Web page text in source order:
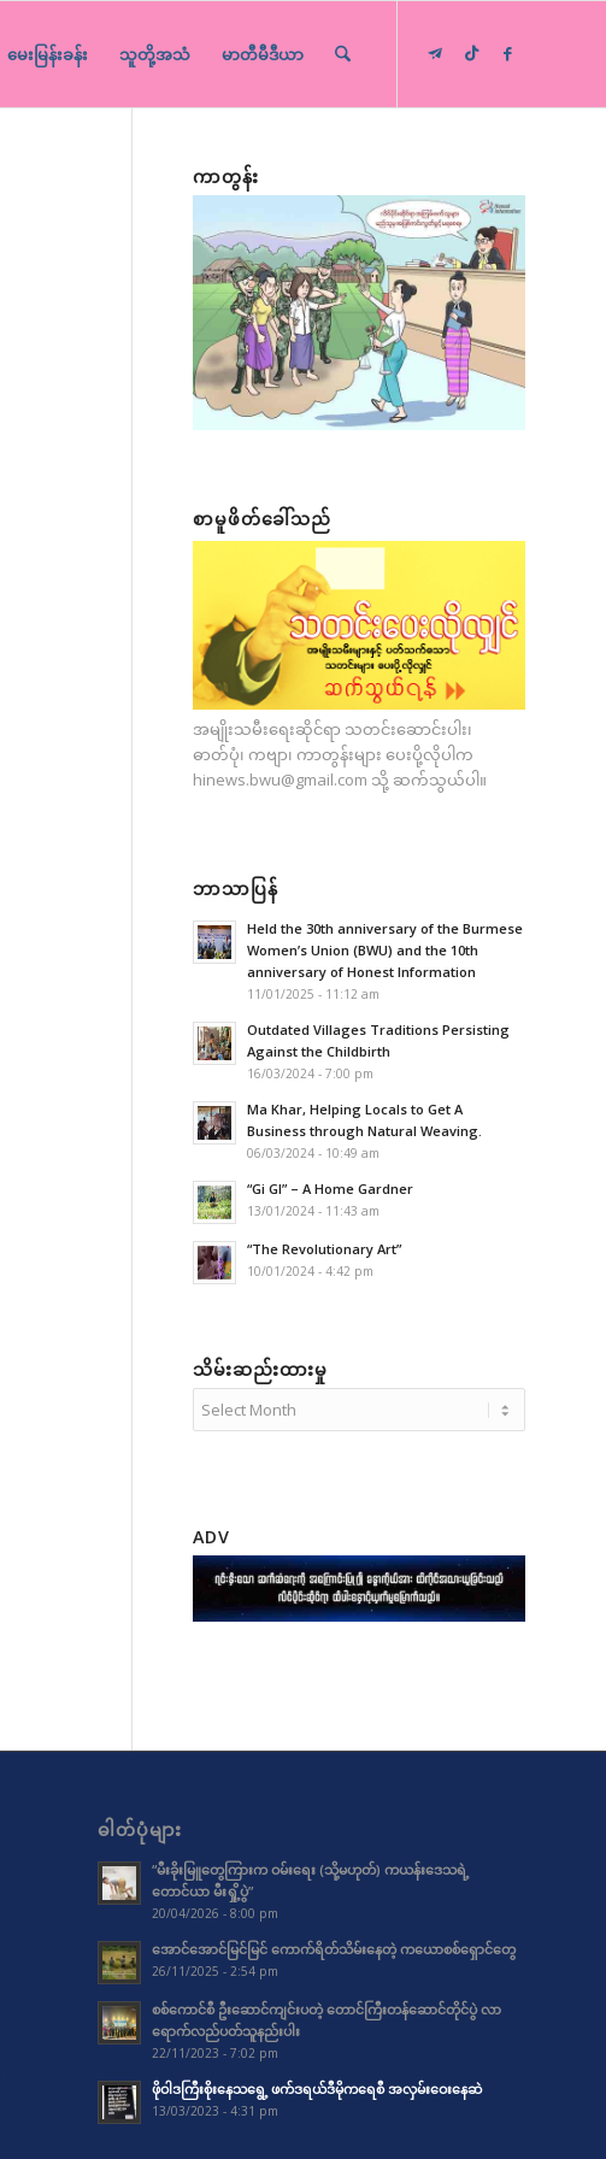
မေးမြန်းခန်း သူတို့အသံ မာတီမီဒီယာ
ကာတွန်း
စာမူဖိတ်ခေါ်သည်
အမျိုးသမီးရေးဆိုင်ရာ သတင်းဆောင်းပါး၊
ဓာတ်ပုံ၊ ကဗျာ၊ ကာတွန်းများ ပေးပို့လိုပါက
hinews.bwu@gmail.com သို့ ဆက်သွယ်ပါ။
ဘာသာပြန်
Held the 30th anniversary of the Burmese
Women’s Union (BWU) and the 10th
anniversary of Honest Information
11/01/2025 - 11:12 am
Outdated Villages Traditions Persisting
Against the Childbirth
16/03/2024 - 7:00 pm
Ma Khar, Helping Locals to Get A
Business through Natural Weaving.
06/03/2024 - 10:49 am
“Gi GI” – A Home Gardner
13/01/2024 - 11:43 am
“The Revolutionary Art”
10/01/2024 - 4:42 pm
သိမ်းဆည်းထားမှု
ADV
ဓါတ်ပုံများ
“မီးခိုးမြူတွေကြားက ဝမ်းရေး (သို့မဟုတ်) ကယန်းဒေသရဲ့
တောင်ယာ မီးရှို့ပွဲ”
20/04/2026 - 8:00 pm
အောင်အောင်မြင်မြင် ကောက်ရိတ်သိမ်းနေတဲ့ ကယောစစ်ရှောင်တွေ
26/11/2025 - 2:54 pm
စစ်ကောင်စီ ဦးဆောင်ကျင်းပတဲ့ တောင်ကြီးတန်ဆောင်တိုင်ပွဲ လာ
ရောက်လည်ပတ်သူနည်းပါး
22/11/2023 - 7:02 pm
ဖိုဝါဒကြီးစိုးနေသရွေ့ ဖက်ဒရယ်ဒီမိုကရေစီ အလှမ်းဝေးနေဆဲ
13/03/2023 - 4:31 pm